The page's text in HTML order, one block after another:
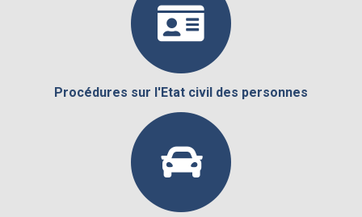
Procédures sur l'Etat civil des personnes